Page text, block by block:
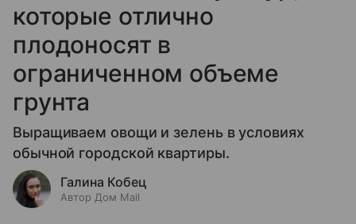
которые отлично
плодоносят в
ограниченном объеме
грунта
Выращиваем овощи и зелень в условиях
обычной городской квартиры.
Галина Кобец
Автор Дом Mail